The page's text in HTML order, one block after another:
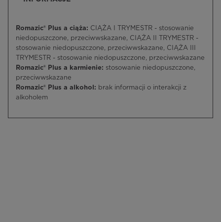
Romazic® Plus a ciąża: CIĄŻA I TRYMESTR - stosowanie
niedopuszczone, przeciwwskazane, CIĄŻA II TRYMESTR -
stosowanie niedopuszczone, przeciwwskazane, CIĄŻA III
TRYMESTR - stosowanie niedopuszczone, przeciwwskazane
Romazic® Plus a karmienie: stosowanie niedopuszczone,
przeciwwskazane
Romazic® Plus a alkohol: brak informacji o interakcji z
alkoholem